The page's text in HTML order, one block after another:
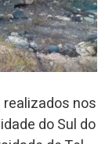
nos
do Sul do